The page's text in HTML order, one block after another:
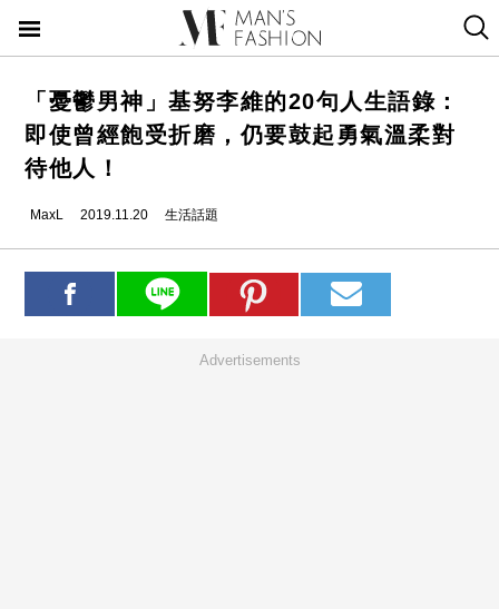
「憂鬱男神」基努李維的20句人生語錄：
即使曾經飽受折磨，仍要鼓起勇氣溫柔對
待他人！
MaxL 2019.11.20 生活話題
Advertisements